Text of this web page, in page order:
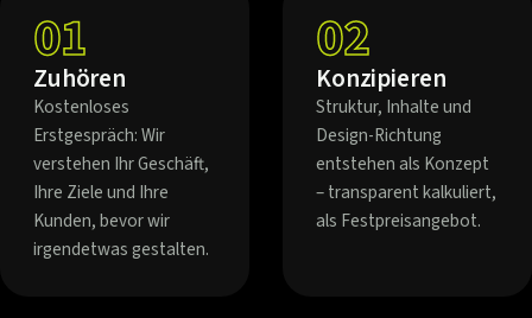
01
Zuhören
Kostenloses
Erstgespräch: Wir
verstehen Ihr Geschäft,
Ihre Ziele und Ihre
Kunden, bevor wir
irgendetwas gestalten.
02
Konzipieren
Struktur, Inhalte und
Design-Richtung
entstehen als Konzept
– transparent kalkuliert,
als Festpreisangebot.